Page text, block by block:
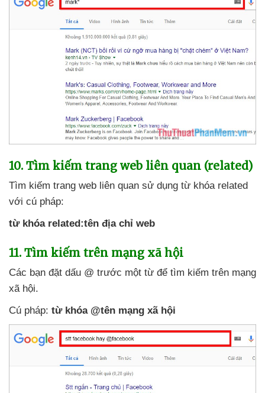
10. Tìm kiếm trang web liên quan (related)
Tìm kiếm trang web liên quan sử dụng từ khóa related
với cú pháp:
từ khóa related:tên địa chỉ web
11. Tìm kiếm trên mạng xã hội
Các bạn đặt dấu @ trước một từ để tìm kiếm trên mạng
xã hội.
Cú pháp: từ khóa @tên mạng xã hội